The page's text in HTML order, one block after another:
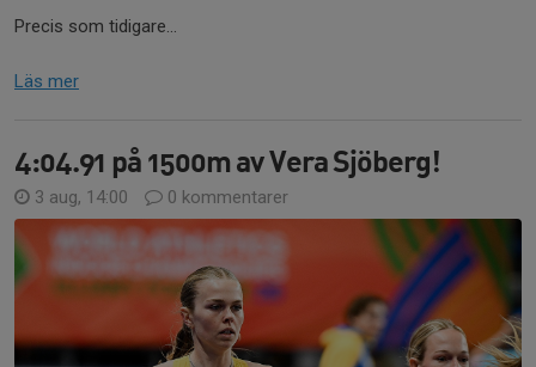
Precis som tidigare...
Läs mer
4:04.91 på 1500m av Vera Sjöberg!
3 aug, 14:00 0 kommentarer